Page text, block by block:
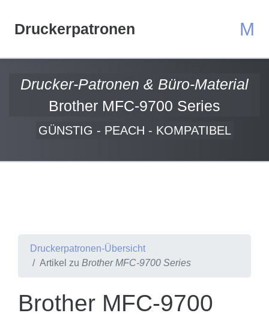
Druckerpatronen M
Drucker-Patronen & Büro-Material
Brother MFC-9700 Series
GÜNSTIG - PEACH - KOMPATIBEL
Druckerpatronen-Übersicht
Artikel zu Brother MFC-9700 Series
Brother MFC-9700